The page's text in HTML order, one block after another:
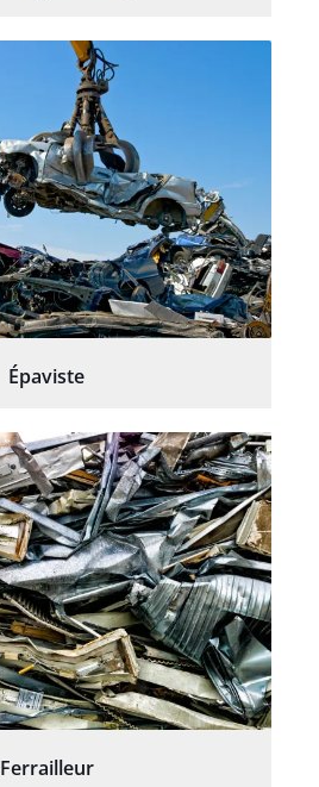
Épaviste
Ferrailleur